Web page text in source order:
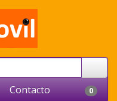
Contacto 0